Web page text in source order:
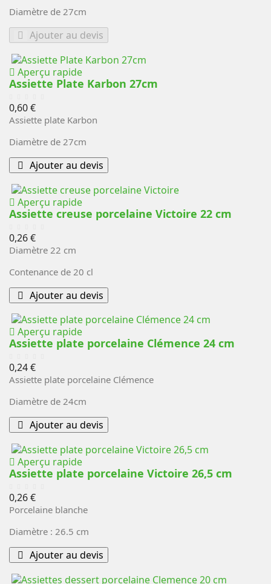
Diamètre de 27cm
Ajouter au devis
Aperçu rapide
Assiette Plate Karbon 27cm
Prix
0,60 €
Assiette plate Karbon
Diamètre de 27cm
Ajouter au devis
Aperçu rapide
Assiette creuse porcelaine Victoire 22 cm
Prix
0,26 €
Diamètre 22 cm
Contenance de 20 cl
Ajouter au devis
Aperçu rapide
Assiette plate porcelaine Clémence 24 cm
Prix
0,24 €
Assiette plate porcelaine Clémence
Diamètre de 24cm
Ajouter au devis
Aperçu rapide
Assiette plate porcelaine Victoire 26,5 cm
Prix
0,26 €
Porcelaine blanche
Diamètre : 26.5 cm
Ajouter au devis